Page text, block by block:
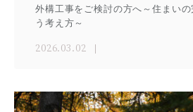
外構工事をご検討の方へ～住まい
う考え方～
2026.03.02